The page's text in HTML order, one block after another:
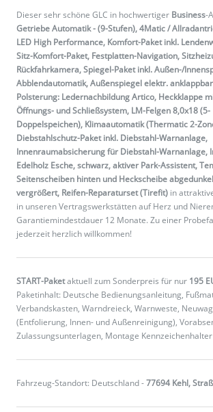
Dieser sehr schöne GLC in hochwertiger Business-
Getriebe Automatik - (9-Stufen), 4Matic /
LED High Performance, Komfort-Paket inkl.
Sitz-Komfort-Paket, Festplatten-Navigation,
Rückfahrkamera, Spiegel-Paket inkl. Außen-/
Abblendautomatik, Außenspiegel elektr.
Polsterung: Ledernachbildung Artico, Heckklappe
Öffnungs- und Schließsystem, LM-Felgen 8,0x18 (5-
Doppelspeichen), Klimaautomatik (Thermatic 2-
Diebstahlschutz-Paket inkl. Diebstahl-Warnanlage,
Innenraumabsicherung für Diebstahl-Warnanlage,
Edelholz Esche, schwarz, aktiver Park-Assistent,
Seitenscheiben hinten und Heckscheibe
vergrößert, Reifen-Reparaturset (Tirefit) in
in unseren Vertragswerkstätten auf Herz und
Garantiemindestdauer 12 Monate. Zu einer
jederzeit herzlich willkommen!
START-Paketaktuell zum Sonderpreis für nur 195
Paketinhalt: Deutsche Bedienungsanleitung,
Verbandskasten, Warndreieck, Warnweste,
(Entfolierung, Innen- und Außenreinigung),
Zulassungsunterlagen, Montage Kennzeichenhalter
Fahrzeug-Standort: Deutschland -77694 Kehl,